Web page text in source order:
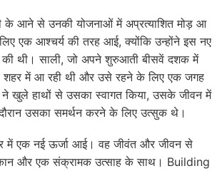
के आने से उनकी योजनाओं में अप्रत्याशित मोड़ आ
एक आश्चर्य की तरह आई, क्योंकि उन्होंने इस नए
की थी। साली, जो अपने शुरुआती बीसवें दशक में
में आ रही थी और उसे रहने के लिए एक जगह
खुले हाथों से उसका स्वागत किया, उसके जीवन में
उसका समर्थन करने के लिए उत्सुक थे।
एक नई ऊर्जा आई। वह जीवंत और जीवन से
और एक संक्रामक उत्साह के साथ। Building